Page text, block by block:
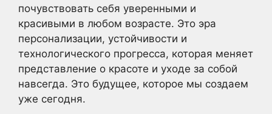
почувствовать себя уверенными и
красивыми в любом возрасте. Это эра
персонализации, устойчивости и
технологического прогресса, которая меняет
представление о красоте и уходе за собой
навсегда. Это будущее, которое мы создаем
уже сегодня.